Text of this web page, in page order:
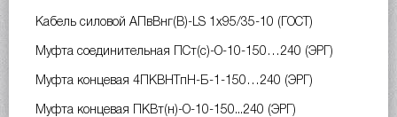
Кабель силовой АПвВнг(B)-LS 1х95/35-10 (ГОСТ)
Муфта соединительная ПСт(с)-О-10-150…240 (ЭРГ)
Муфта концевая 4ПКВНТпН-Б-1-150…240 (ЭРГ)
Муфта концевая ПКВт(н)-О-10-150...240 (ЭРГ)